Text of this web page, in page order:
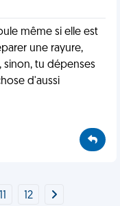
même si elle est
une rayure,
tu dépenses
d'aussi
12